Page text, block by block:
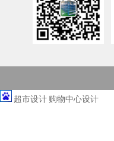
超市设计 购物中心设计